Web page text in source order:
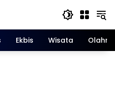
Ekbis Wisata